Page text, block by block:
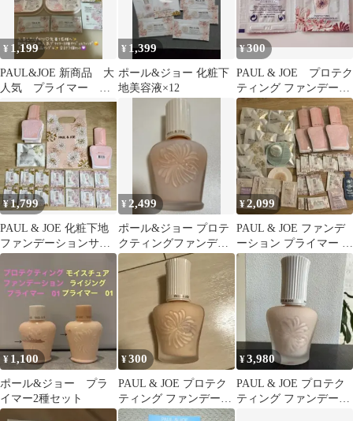
¥ 1,199
PAUL&JOE 新商品 大
人気 プライマー フ
ァンデ サンプル 7個
セット
¥ 1,399
ポール&ジョー 化粧下
地美容液×12
¥300
PAUL & JOE プロテク
ティング ファンデーシ
ョン プライマー 01
¥1,799
PAUL & JOE 化粧下地
ファンデーションサン
プルセット プライマ
ー
¥ 2,499
ポール&ジョー プロテ
クティングファンデー
ションプライマー 化粧
下地 残半分以上
¥2,099
PAUL & JOE ファンデ
ーション プライマー ボ
ディミルク 美容液
¥ 1,100
ポール&ジョー プラ
イマー2種セット
¥300
PAUL & JOE プロテク
ティング ファンデーシ
ョン プライマー 空瓶
¥3,980
PAUL & JOE プロテク
ティング ファンデーシ